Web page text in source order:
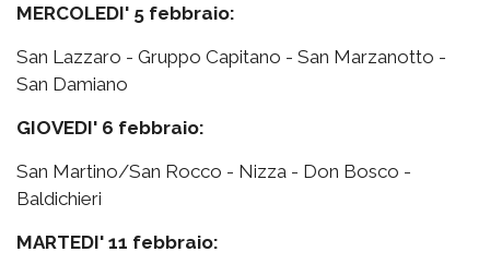
MERCOLEDI' 5 febbraio:
San Lazzaro - Gruppo Capitano - San Marzanotto -
San Damiano
GIOVEDI' 6 febbraio:
San Martino/San Rocco - Nizza - Don Bosco -
Baldichieri
MARTEDI' 11 febbraio: